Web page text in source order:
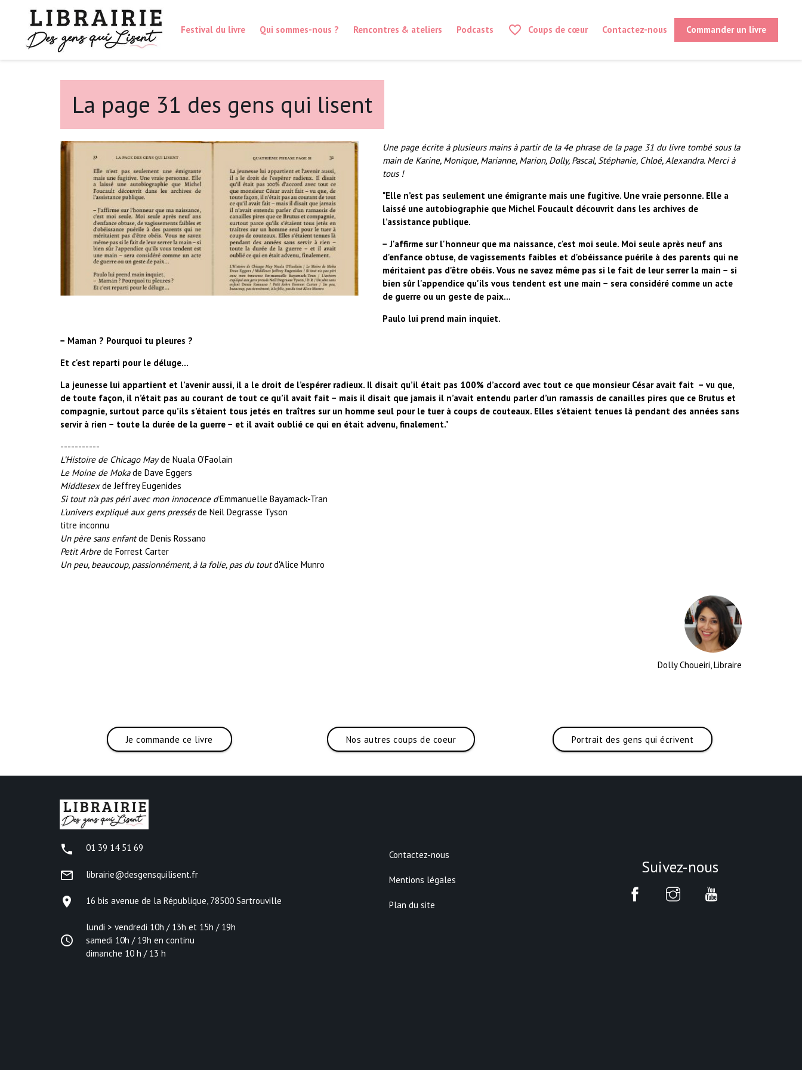
Festival du livre Qui sommes-nous ? Rencontres & ateliers Podcasts favorite_border Coups de cœur Contactez-nous Commander un livre
La page 31 des gens qui lisent
Une page écrite à plusieurs mains à partir de la 4e phrase de la page 31 du livre tombé sous la
main de Karine, Monique, Marianne, Marion, Dolly, Pascal, Stéphanie, Chloé, Alexandra. Merci à
tous !
"Elle n’est pas seulement une émigrante mais une fugitive. Une vraie personne. Elle a
laissé une autobiographie que Michel Foucault découvrit dans les archives de
l’assistance publique.
− J'affirme sur l'honneur que ma naissance, c'est moi seule. Moi seule après neuf ans
d'enfance obtuse, de vagissements faibles et d'obéissance puérile à des parents qui ne
méritaient pas d'être obéis. Vous ne savez même pas si le fait de leur serrer la main − si
bien sûr l'appendice qu'ils vous tendent est une main − sera considéré comme un acte
de guerre ou un geste de paix...
Paulo lui prend main inquiet.
− Maman ? Pourquoi tu pleures ?
Et c'est reparti pour le déluge...
La jeunesse lui appartient et l’avenir aussi, il a le droit de l’espérer radieux. Il disait qu’il était pas 100% d’accord avec tout ce que monsieur César avait fait − vu que,
de toute façon, il n’était pas au courant de tout ce qu’il avait fait − mais il disait que jamais il n’avait entendu parler d’un ramassis de canailles pires que ce Brutus et
compagnie, surtout parce qu’ils s’étaient tous jetés en traîtres sur un homme seul pour le tuer à coups de couteaux. Elles s’étaient tenues là pendant des années sans
servir à rien − toute la durée de la guerre − et il avait oublié ce qui en était advenu, finalement."
-----------
L’Histoire de Chicago Mayde Nuala O’Faolain
Le Moine de Mokade Dave Eggers
Middlesexde Jeffrey Eugenides
Si tout n'a pas péri avec mon innocence d'Emmanuelle Bayamack-Tran
L'univers expliqué aux gens pressésde Neil Degrasse Tyson
titre inconnu
Un père sans enfantde Denis Rossano
Petit Arbrede Forrest Carter
Un peu, beaucoup, passionnément, à la folie, pas du toutd'Alice Munro
Dolly Choueiri, Libraire
Je commande ce livre Nos autres coups de coeur Portrait des gens qui écrivent
phone 01 39 14 51 69
mail_outline librairie@desgensquilisent.fr
place 16 bis avenue de la République, 78500 Sartrouville
access_time
lundi > vendredi 10h / 13h et 15h / 19h
samedi 10h / 19h en continu
dimanche 10 h / 13 h
Contactez-nous
Mentions légales
Plan du site
Suivez-nous